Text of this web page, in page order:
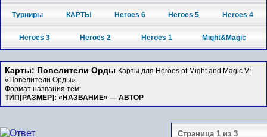
Турниры КАРТЫ Heroes 6 Heroes 5 Heroes 4
Heroes 3 Heroes 2 Heroes 1 Might&Magic
Карты: Повелители Орды Карты для Heroes of Might and Magic V:
«Повелители Орды».
Формат названия тем:
ТИП[РАЗМЕР]: «НАЗВАНИЕ» — АВТОР
Страница 1 из 3